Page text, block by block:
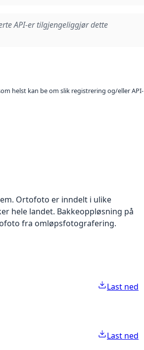
API-er tilgjengeliggjør dette
helst kan be om slik registrering og/eller API-
Ortofoto er inndelt i ulike
hele landet. Bakkeoppløsning på
fra omløpsfotografering.
Last ned
Last ned